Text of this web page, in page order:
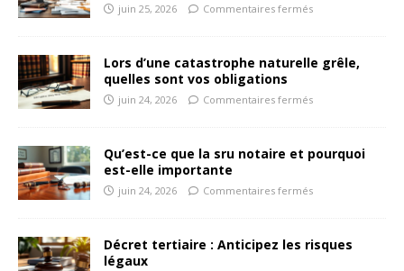
juin 25, 2026 Commentaires fermés
Lors d’une catastrophe naturelle grêle,
quelles sont vos obligations
juin 24, 2026 Commentaires fermés
Qu’est-ce que la sru notaire et pourquoi
est-elle importante
juin 24, 2026 Commentaires fermés
Décret tertiaire : Anticipez les risques
légaux